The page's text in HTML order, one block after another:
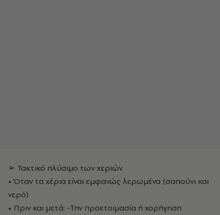
➢ Τακτικό πλύσιμο των χεριών
• Όταν τα χέρια είναι εμφανώς λερωμένα (σαπούνι και
νερό)
• Πριν και μετά: -Την προετοιμασία ή χορήγηση